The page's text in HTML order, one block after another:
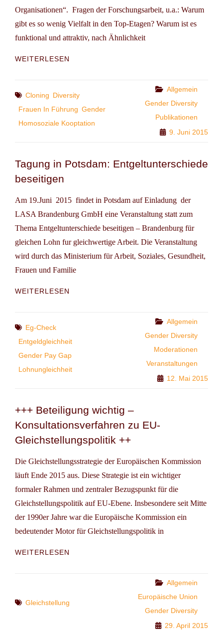
Organisationen“. Fragen der Forschungsarbeit, u.a.: Warum
gibt es so wenig Vielfalt in den Top-Etagen? Warum ist es
funktional und attraktiv, nach Ähnlichkeit
WEITERLESEN
TOP-
MANAGEMENT“
Tags
Cloning Diversity
Frauen In Führung Gender
Homosoziale Kooptation
Categories
Allgemein
Gender Diversity
Publikationen
9. Juni 2015
Tagung in Potsdam: Entgeltunterschiede
beseitigen
Am 19.Juni 2015 findet in Potsdam auf Einladung der
LASA Brandenburg GmbH eine Veranstaltung statt zum
Thema Entgeltunterschiede beseitigen – Brandenburg für
gleichen Lohn fur gleichwertige Arbeit. Die Veranstaltung
wird durch das Ministerium für Arbeit, Soziales, Gesundheit,
Frauen und Familie
WEITERLESEN
ENTGELTUNTERSCHIEDE
Tags
Eg-Check
Entgeldgleichheit
Gender Pay Gap
Lohnungleichheit
Categories
Allgemein
Gender Diversity
Moderationen
Veranstaltungen
12. Mai 2015
+++ Beteiligung wichtig –
Konsultationsverfahren zu EU-
Gleichstellungspolitik ++
Die Gleichstellungsstrategie der Europäischen Kommission
läuft Ende 2015 aus. Diese Strategie ist ein wichtiger
formaler Rahmen und zentraler Bezugspunkt für die
Gleichstellungspolitik auf EU-Ebene. Insbesondere seit Mitte
der 1990er Jahre war die Europäische Kommission ein
bedeutender Motor für Gleichstellungspolitik in
WEITERLESEN
GLEICHSTELLUNGSPOLITIK
Tags
Gleichstellung
Categories
Allgemein
Europäische Union
Gender Diversity
29. April 2015